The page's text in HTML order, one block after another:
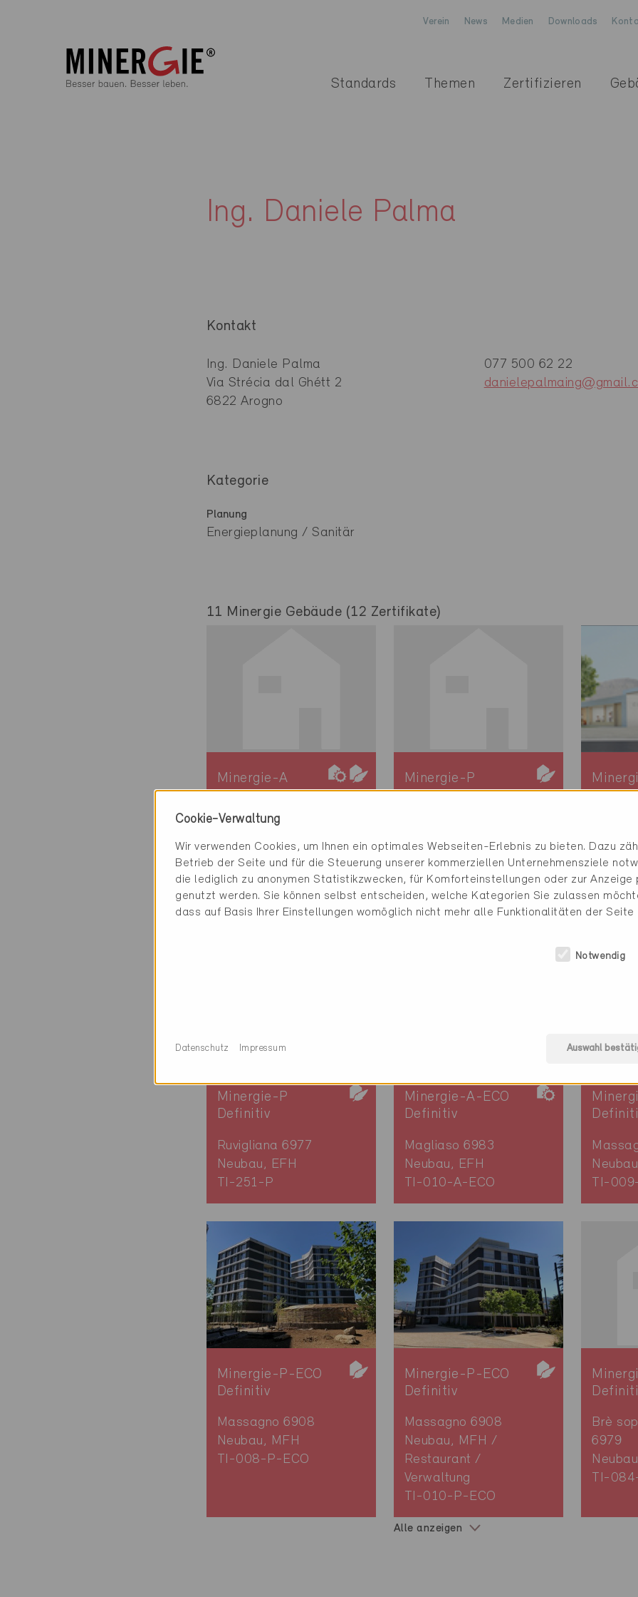
Verein News Medien Downloads
Standards Themen Zertifizieren
Ing. Daniele Palma
Kontakt
Ing. Daniele Palma
Via Strécia dal Ghétt 2
6822 Arogno
077 500 62 22
Kategorie
Planung
Energieplanung / Sanitär
11 Minergie Gebäude (12 Zertifikate)
Minergie-A
Definitiv
Minergie-P
Gatteo 47043
Neubau, EFH
ITA-001-P, ... (2)
Minergie-P
Definitiv
Neubau, EFH
TI-255-P
TI-
Minergie-P
Definitiv
Ruvigliana 6977
Neubau, EFH
TI-251-P
Minergie-A-ECO
Definitiv
Magliaso 6983
Neubau, EFH
TI-010-A-ECO
TI-
Minergie-P-ECO
Definitiv
Massagno 6908
Neubau, MFH
TI-008-P-ECO
Minergie-P-ECO
Definitiv
Massagno 6908
Neubau, MFH /
Restaurant /
Verwaltung
TI-010-P-ECO
Brè
6979
TI-
Alle anzeigen
Cookie-Verwaltung
Wir verwenden Cookies, um Ihnen ein optimales Webseiten-Erlebnis zu bieten. Dazu
Betrieb der Seite und für die Steuerung unserer kommerziellen Unternehmensziele
die lediglich zu anonymen Statistikzwecken, für Komforteinstellungen oder zur
genutzt werden. Sie können selbst entscheiden, welche Kategorien Sie zulassen
dass auf Basis Ihrer Einstellungen womöglich nicht mehr alle Funktionalitäten der Seite
Notwendig
Auswahl
Datenschutz Impressum